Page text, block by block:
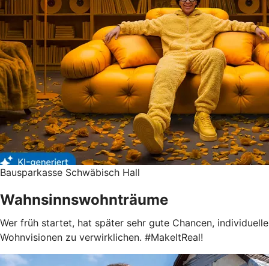
Bausparkasse Schwäbisch Hall
Wahnsinnswohnträume
Wer früh startet, hat später sehr gute Chancen, individuelle
Wohnvisionen zu verwirklichen. #MakeItReal!